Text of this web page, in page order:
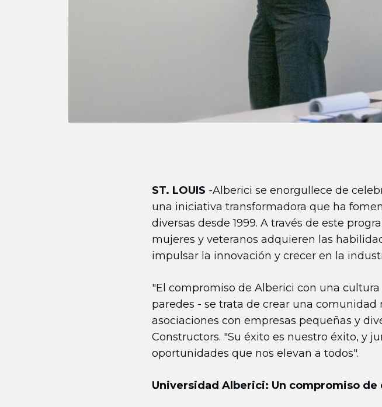
ST. LOUIS -Alberici se enorgullece de
una iniciativa transformadora que ha
diversas desde 1999. A través de este
mujeres y veteranos adquieren las
impulsar la innovación y crecer en la
"El compromiso de Alberici con una
paredes - se trata de crear una
asociaciones con empresas pequeñas y
Constructors. "Su éxito es nuestro éxito, y
oportunidades que nos elevan a todos".
Universidad Alberici: Un compromiso